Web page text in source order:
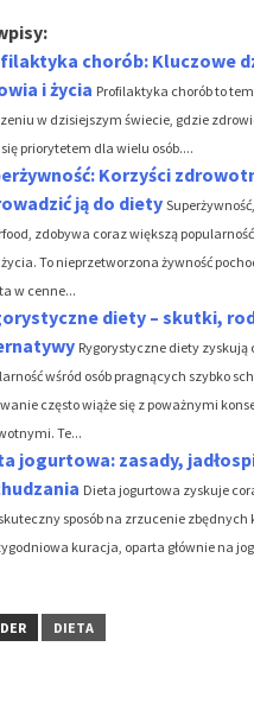
chorób: Kluczowe
i życia Profilaktyka chorób to
w dzisiejszym świecie, gdzie
priorytetem dla wielu osób....
Korzyści
ją do diety
zdobywa coraz większą
To nieprzetworzona żywność
w cenne...
diety – skutki,
Rygorystyczne diety zyskują
wśród osób pragnących szybko
często wiąże się z poważnymi
Te...
jogurtowa: zasady,
Dieta jogurtowa zyskuje
sposób na zrzucenie zbędnych
kuracja, oparta głównie na
DIETA